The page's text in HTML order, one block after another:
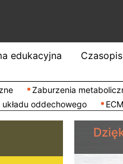
edukacyjna
Zaburzenia
oddechowego